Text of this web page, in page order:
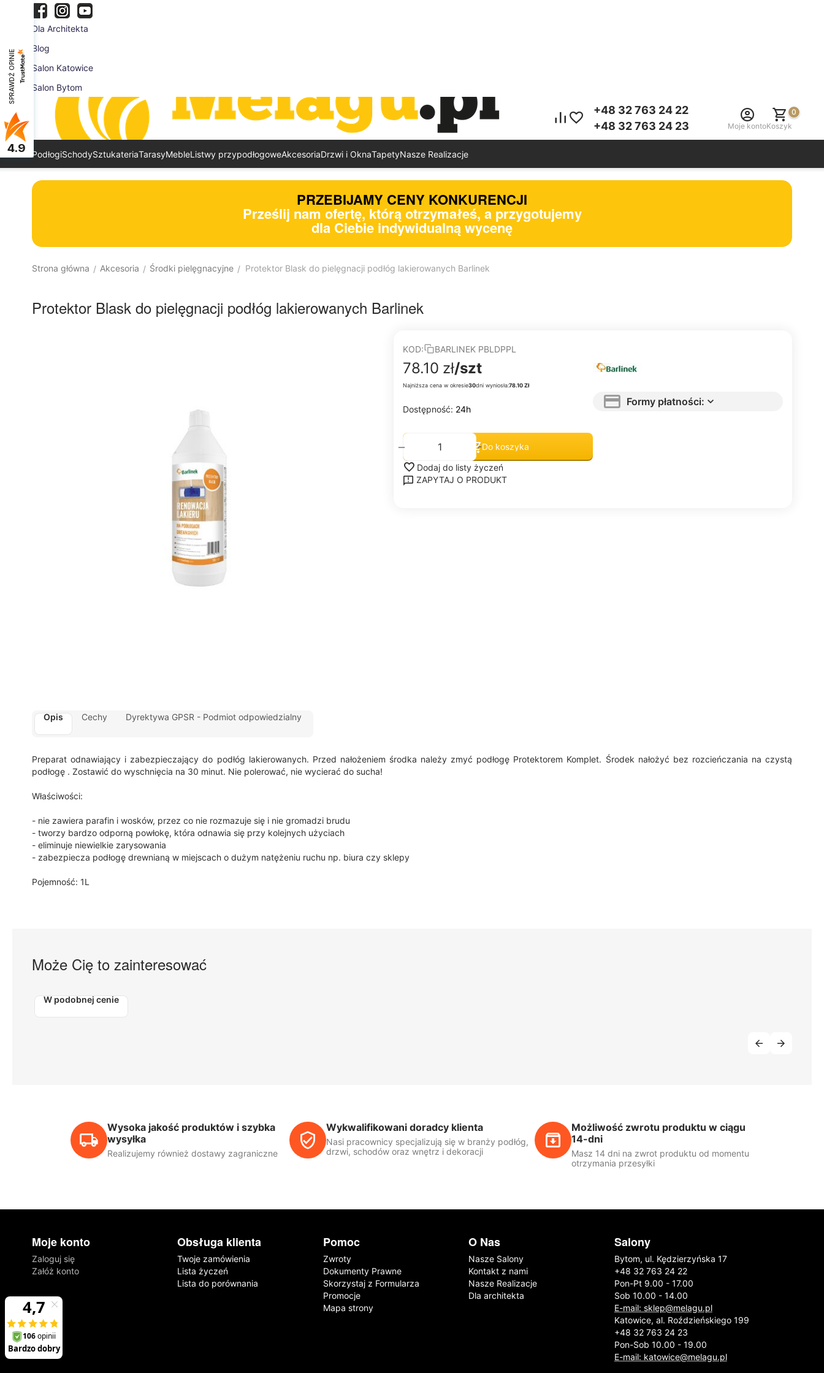
Dla Architekta
Blog
Salon Katowice
Salon Bytom
+48 32 763 24 22
+48 32 763 24 23
Moje konto
0
Koszyk
PodłogiSchodySztukateriaTarasyMebleListwy przypodłogoweAkcesoriaDrzwi i OknaTapetyNasze Realizacje
PRZEBIJAMY CENY KONKURENCJI
Prześlij nam ofertę, którą otrzymałeś, a przygotujemy
dla Ciebie indywidualną wycenę
Strona główna / Akcesoria / Środki pielęgnacyjne / Protektor Blask do pielęgnacji podłóg lakierowanych Barlinek
Protektor Blask do pielęgnacji podłóg lakierowanych Barlinek
KOD: BARLINEK PBLDPPL
78.10 zł/szt
Najniższa cena w okresie30dni wyniosła:78.10 Zł
Dostępność: 24h
+
−
Do koszyka
Dodaj do listy życzeń
ZAPYTAJ O PRODUKT
Formy płatności:
Opis Cechy Dyrektywa GPSR - Podmiot odpowiedzialny
Preparat odnawiający i zabezpieczający do podłóg lakierowanych. Przed nałożeniem środka należy zmyć podłogę Protektorem Komplet. Środek nałożyć bez rozcieńczania na czystą
podłogę . Zostawić do wyschnięcia na 30 minut. Nie polerować, nie wycierać do sucha!
Właściwości:
- nie zawiera parafin i wosków, przez co nie rozmazuje się i nie gromadzi brudu
- tworzy bardzo odporną powłokę, która odnawia się przy kolejnych użyciach
- eliminuje niewielkie zarysowania
- zabezpiecza podłogę drewnianą w miejscach o dużym natężeniu ruchu np. biura czy sklepy
Pojemność: 1L
Może Cię to zainteresować
W podobnej cenie
Wysoka jakość produktów i szybka
wysyłka
Realizujemy również dostawy zagraniczne
Wykwalifikowani doradcy klienta
Nasi pracownicy specjalizują się w branży podłóg,
drzwi, schodów oraz wnętrz i dekoracji
Możliwość zwrotu produktu w ciągu
14-dni
Masz 14 dni na zwrot produktu od momentu
otrzymania przesyłki
Moje konto
Zaloguj się
Załóż konto
Obsługa klienta
Twoje zamówienia
Lista życzeń
Lista do porównania
Pomoc
Zwroty
Dokumenty Prawne
Skorzystaj z Formularza
Promocje
Mapa strony
O Nas
Nasze Salony
Kontakt z nami
Nasze Realizacje
Dla architekta
Salony
Bytom, ul. Kędzierzyńska 17
+48 32 763 24 22
Pon-Pt 9.00 - 17.00
Sob 10.00 - 14.00
E-mail: sklep@melagu.pl
Katowice, al. Roździeńskiego 199
+48 32 763 24 23
Pon-Sob 10.00 - 19.00
E-mail: katowice@melagu.pl
SPRAWDŹ OPINIE
4.9